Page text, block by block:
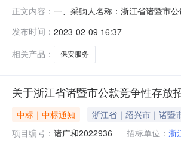
正文内容： 一、采购人名称：浙江省诸暨市
市行政事业单位网上服务市场保
称：
发布时间： 2023-02-09 16:37
相关产品：
保安服务
关于浙江省诸暨市公款竞争性存放
中标｜中标通知
浙江省｜绍兴市｜诸暨
项目编号： 诸广和2022936 招标单位： 浙